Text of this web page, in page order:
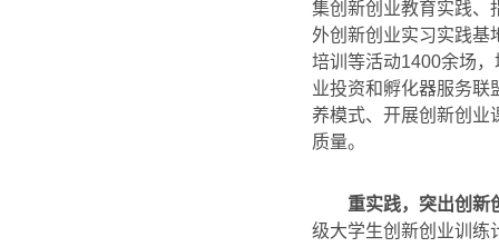
集创新创业教育实践、
外创新创业实习实践基
培训等活动1400余场
业投资和孵化器服务联
养模式、开展创新创业
质量。
重实践，突出创新
级大学生创新创业训练